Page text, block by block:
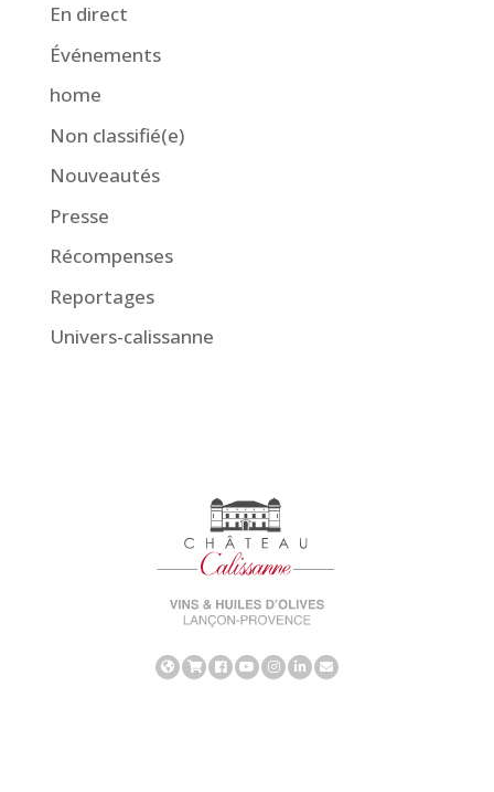
En direct
Événements
home
Non classifié(e)
Nouveautés
Presse
Récompenses
Reportages
Univers-calissanne